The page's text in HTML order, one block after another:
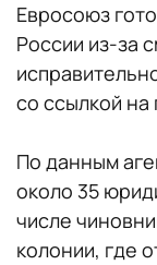
Евросоюз
России из-за
со ссылкой на
По данным
около 35
числе
колонии, где